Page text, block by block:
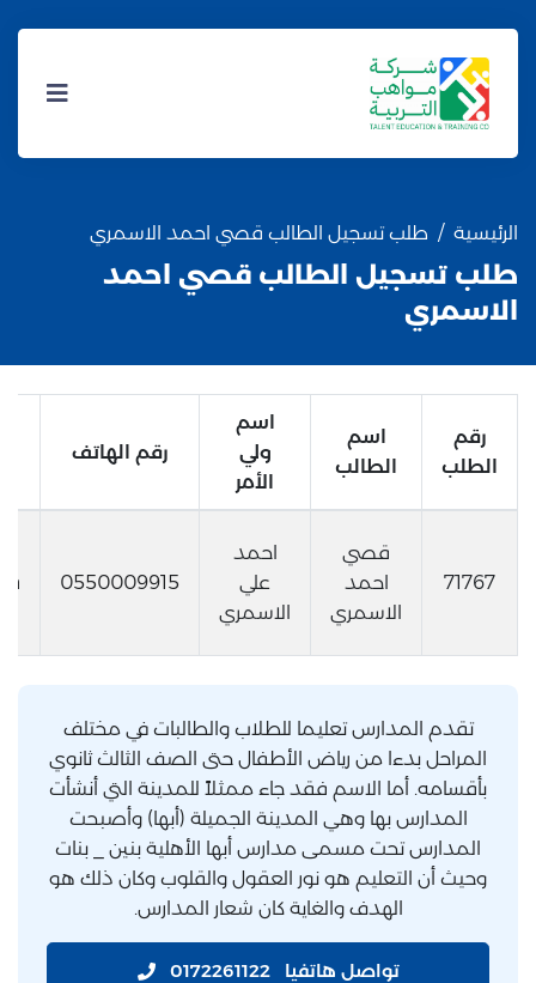
الرئيسية طلب تسجيل الطالب قصي احمد الاسمري
طلب تسجيل الطالب قصي احمد
الاسمري
رقم
الطلب
اسم
الطالب
اسم
ولي
الأمر
رقم الهاتف
71767
قصي
احمد
الاسمري
احمد
علي
الاسمري
0550009915
تقدم المدارس تعليما للطلاب والطالبات في مختلف
المراحل بدءا من رياض الأطفال حتى الصف الثالث ثانوي
بأقسامه. أما الاسم فقد جاء ممثلاً للمدينة التي أنشأت
المدارس بها وهي المدينة الجميلة (أبها) وأصبحت
المدارس تحت مسمى مدارس أبها الأهلية بنين _ بنات
وحيث أن التعليم هو نور العقول والقلوب وكان ذلك هو
الهدف والغاية كان شعار المدارس.
تواصل هاتفيا 0172261122